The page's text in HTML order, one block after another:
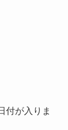
付が入りま